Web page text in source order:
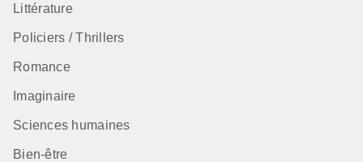
Littérature
Policiers / Thrillers
Romance
Imaginaire
Sciences humaines
Bien-être